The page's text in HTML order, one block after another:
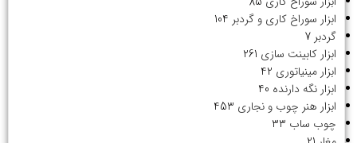
ابزار سوراخ کاری و گردبر 104
گردبر 7
ابزار کابینت سازی 261
ابزار مینیاتوری 42
ابزار نگه دارنده 40
ابزار هنر چوب و نجاری 453
چوب ساب 33